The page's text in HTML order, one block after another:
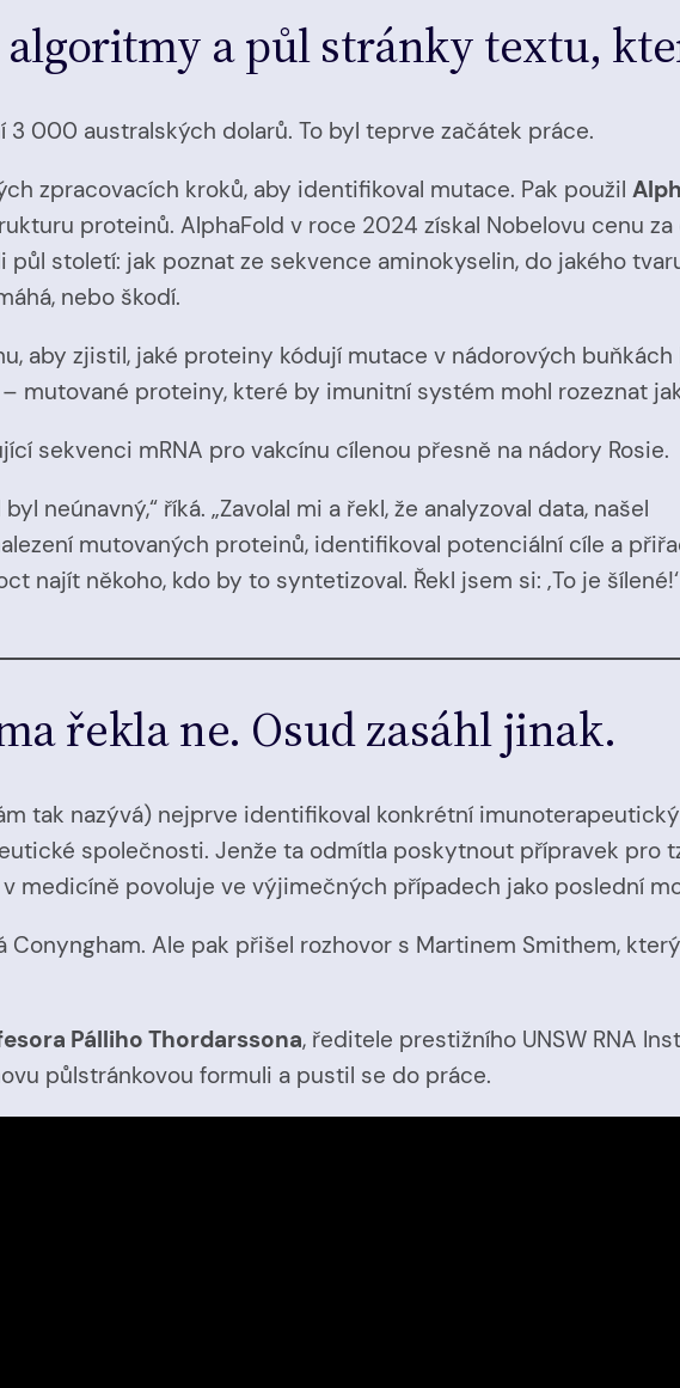
a půl stránky textu,
3 000 australských dolarů. To byl teprve začátek práce.
zpracovacích kroků, aby identifikoval mutace. Pak použil
proteinů. AlphaFold v roce 2024 získal Nobelovu cenu
půl století: jak poznat ze sekvence aminokyselin, do jakého
nebo škodí.
aby zjistil, jaké proteiny kódují mutace v nádorových buňkách
– mutované proteiny, které by imunitní systém mohl rozeznat
sekvenci mRNA pro vakcínu cílenou přesně na nádory Rosie.
neúnavný,“ říká. „Zavolal mi a řekl, že analyzoval data, našel
mutovaných proteinů, identifikoval potenciální cíle a
najít někoho, kdo by to syntetizoval. Řekl jsem si: ‚To je šílené!‘
řekla ne. Osud zasáhl jinak.
tak nazývá) nejprve identifikoval konkrétní imunoterapeutický
společnosti. Jenže ta odmítla poskytnout přípravek pro
medicíně povoluje ve výjimečných případech jako poslední
Conyngham. Ale pak přišel rozhovor s Martinem Smithem,
Pálliho Thordarssona, ředitele prestižního UNSW RNA
půlstránkovou formuli a pustil se do práce.